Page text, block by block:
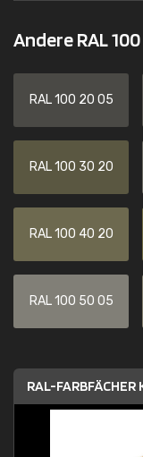
Andere RAL
RAL 100 20 05
RAL 100 30 20
RAL 100 40 20
RAL 100 50 05
RAL-FARBFÄCHER